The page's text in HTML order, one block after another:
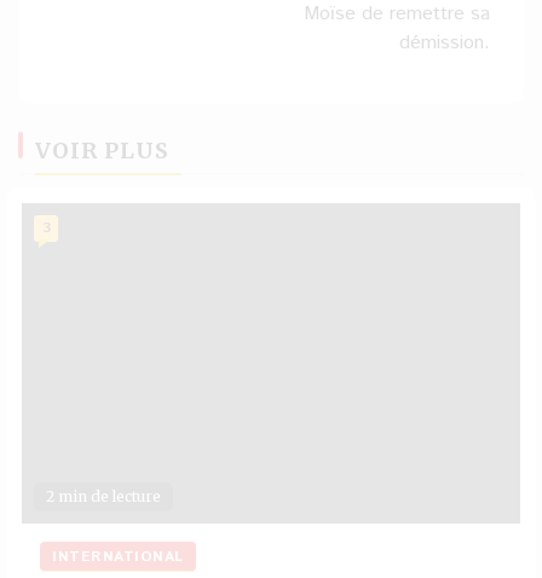
Moïse de remettre sa
démission.
VOIR PLUS
2 min de lecture
3
INTERNATIONAL